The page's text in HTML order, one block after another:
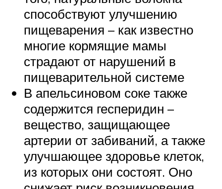
способствуют улучшению
пищеварения – как известно
многие кормящие мамы
страдают от нарушений в
пищеварительной системе
В апельсиновом соке также
содержится гесперидин –
вещество, защищающее
артерии от забиваний, а также
улучшающее здоровье клеток,
из которых они состоят. Оно